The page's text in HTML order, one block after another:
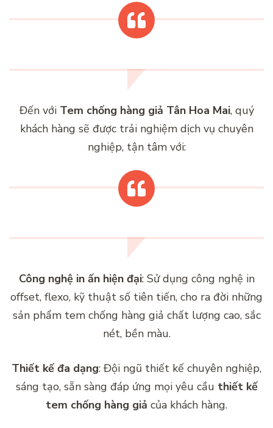
Đến với Tem chống hàng giả Tân Hoa Mai, quý
khách hàng sẽ được trải nghiệm dịch vụ chuyên
nghiệp, tận tâm với:
Công nghệ in ấn hiện đại: Sử dụng công nghệ in
offset, flexo, kỹ thuật số tiên tiến, cho ra đời những
sản phẩm tem chống hàng giả chất lượng cao, sắc
nét, bền màu.
Thiết kế đa dạng: Đội ngũ thiết kế chuyên nghiệp,
sáng tạo, sẵn sàng đáp ứng mọi yêu cầu thiết kế
tem chống hàng giả của khách hàng.